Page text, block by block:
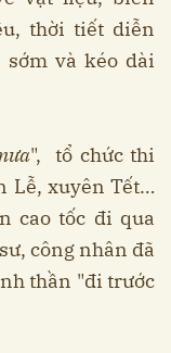
thời tiết diễn
và kéo dài
",
tổ chức thi
Lễ, xuyên Tết…
cao tốc đi qua
công nhân đã
thần "đi trước